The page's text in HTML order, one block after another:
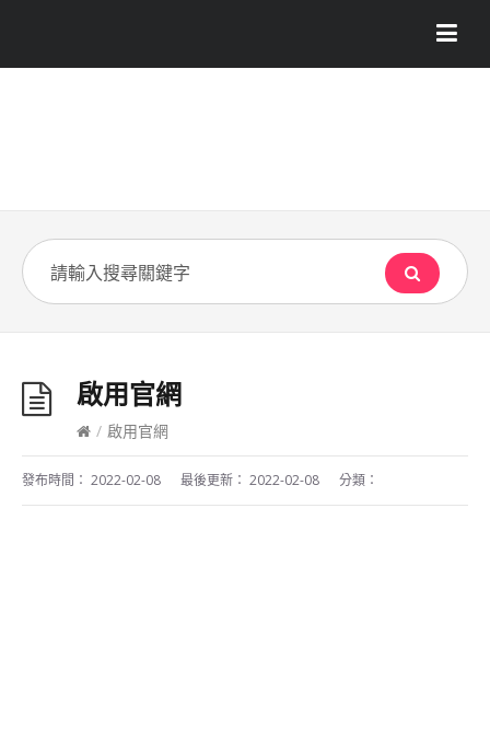
啟用官網
/ 啟用官網
發布時間： 2022-02-08 最後更新： 2022-02-08 分類：